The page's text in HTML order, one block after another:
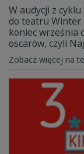
W audycji z
do teatru Winter
koniec września
oscarów, czyli
Zobacz więcej na